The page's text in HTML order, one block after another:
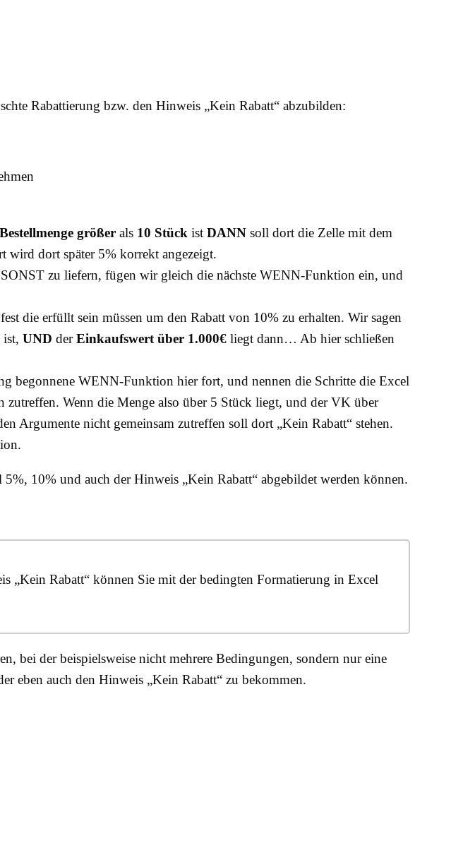
Rabattierung bzw. den Hinweis „Kein Rabatt“ abzubilden:
Bestellmenge größer als 10 Stück ist DANN soll dort die Zelle mit dem
wird dort später 5% korrekt angezeigt.
zu liefern, fügen wir gleich die nächste WENN-Funktion ein, und
die erfüllt sein müssen um den Rabatt von 10% zu erhalten. Wir sagen
ist, UND derEinkaufswert über 1.000€ liegt dann… Ab hier schließen
begonnene WENN-Funktion hier fort, und nennen die Schritte die Excel
Wenn die Menge also über 5 Stück liegt, und der VK über
Argumente nicht gemeinsam zutreffen soll dort „Kein Rabatt“ stehen.
10% und auch der Hinweis „Kein Rabatt“ abgebildet werden können.
„Kein Rabatt“ können Sie mit der bedingten Formatierung in Excel
bei der beispielsweise nicht mehrere Bedingungen, sondern nur eine
eben auch den Hinweis „Kein Rabatt“ zu bekommen.